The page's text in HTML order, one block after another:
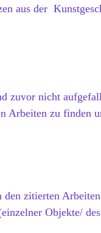
aus der
zuvor nicht
Arbeiten zu finden
zitierten
Objekte/